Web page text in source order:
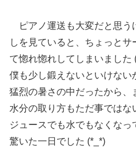
ピアノ運送も大変だと思
しを見ていると、ちょっと
て惚れ惚れしてしまいました
僕も少し鍛えないといけない
猛烈の暑さの中だったから
水分の取り方もただ事では
ジュースでも水でもなくなっ
驚いた一日でした (*_*)